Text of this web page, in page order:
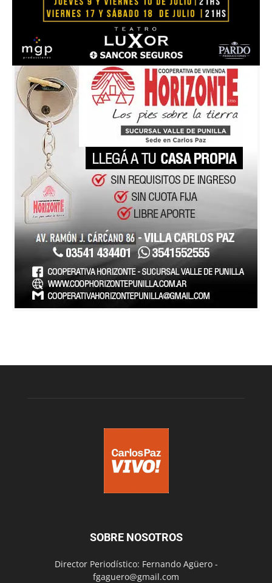
SOBRE NOSOTROS
Director Periodístico: Fernando Agüero -
fgaguero@gmail.com